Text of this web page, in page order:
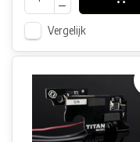
Vergelijk